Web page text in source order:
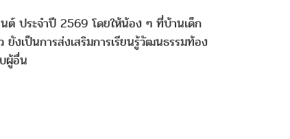
ต์ ประจำปี 2569 โดยให้น้อง ๆ ที่บ้านเด็ก
งเป็นการส่งเสริมการเรียนรู้วัฒนธรรมท้อง
ผู้อื่น